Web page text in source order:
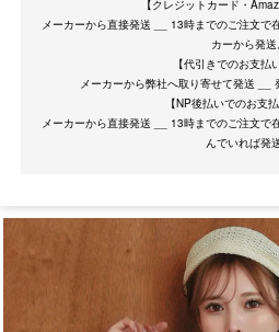
【クレジットカード・
メーカーから直接発送 __ 13時までのご注文で
カーから発送
【代引きでのお支払
メーカーから弊社へ取り寄せて発送 __
【NP後払いでのお支
メーカーから直接発送 __ 13時までのご注文で